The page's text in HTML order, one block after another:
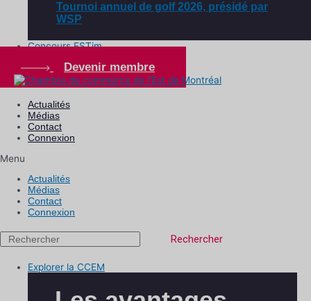
Tournoi annuel de golf 2026, présidé par
WSP
Concours ESTim
Devenir membre
Actualités
Médias
Contact
Connexion
Menu
Actualités
Médias
Contact
Connexion
Rechercher
Explorer la CCEM